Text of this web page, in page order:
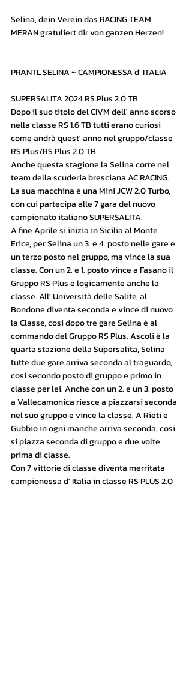
Selina, dein Verein das RACING TEAM
MERAN gratuliert dir von ganzen Herzen!
PRANTL SELINA ~ CAMPIONESSA d' ITALIA
SUPERSALITA 2024 RS Plus 2.0 TB
Dopo il suo titolo del CIVM dell' anno scorso
nella classe RS 1.6 TB tutti erano curiosi
come andrà quest' anno nel gruppo/classe
RS Plus/RS Plus 2.0 TB.
Anche questa stagione la Selina corre nel
team della scuderia bresciana AC RACING.
La sua macchina é una Mini JCW 2.0 Turbo,
con cui partecipa alle 7 gara del nuovo
campionato italiano SUPERSALITA.
A fine Aprile si inizia in Sicilia al Monte
Erice, per Selina un 3. e 4. posto nelle gare e
un terzo posto nel gruppo, ma vince la sua
classe. Con un 2. e 1. posto vince a Fasano il
Gruppo RS Plus e logicamente anche la
classe. All' Università delle Salite, al
Bondone diventa seconda e vince di nuovo
la Classe, cosi dopo tre gare Selina é al
commando del Gruppo RS Plus. Ascoli è la
quarta stazione della Supersalita, Selina
tutte due gare arriva seconda al traguardo,
cosi secondo posto di gruppo e primo in
classe per lei. Anche con un 2. e un 3. posto
a Vallecamonica riesce a piazzarsi seconda
nel suo gruppo e vince la classe. A Rieti e
Gubbio in ogni manche arriva seconda, cosi
si piazza seconda di gruppo e due volte
prima di classe.
Con 7 vittorie di classe diventa merritata
campionessa d' Italia in classe RS PLUS 2.0